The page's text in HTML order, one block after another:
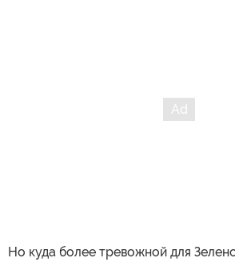
Но куда более тревожной для